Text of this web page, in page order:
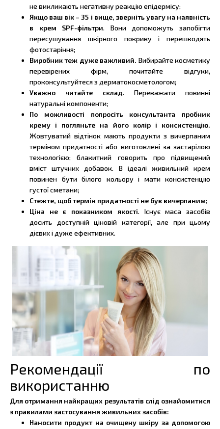
не викликають негативну реакцію епідермісу;
Якщо ваш вік – 35 і вище, зверніть увагу на наявність
в крем SPF-фільтри. Вони допоможуть запобігти
пересушування шкірного покриву і перешкодять
фотостаріння;
Виробник теж дуже важливий. Вибирайте косметику
перевірених фірм, почитайте відгуки,
проконсультуйтеся з дерматокосметологом;
Уважно читайте склад.Переважати повинні
натуральні компоненти;
По можливості попросіть консультанта пробник
крему і погляньте на його колір і консистенцію.
Жовтуватий відтінок мають продукти з вичерпаним
терміном придатності або виготовлені за застарілою
технологією; блакитний говорить про підвищений
вміст штучних добавок. В ідеалі живильний крем
повинен бути білого кольору і мати консистенцію
густої сметани;
Стежте, щоб термін придатності не був вичерпаним;
Ціна не є показником якості. Існує маса засобів
досить доступній ціновій категорії, але при цьому
дієвих і дуже ефективних.
Рекомендації по
використанню
Для отримання найкращих результатів слід ознайомитися
з правилами застосування живильних засобів:
Наносити продукт на очищену шкіру за допомогою